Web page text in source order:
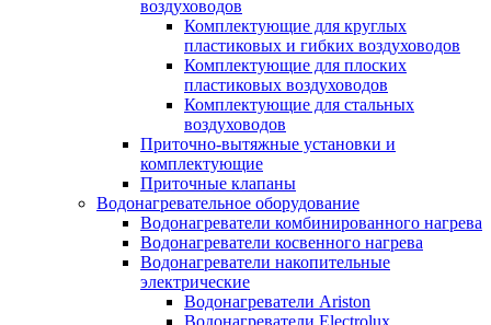
воздуховодов
Комплектующие для круглых
пластиковых и гибких воздуховодов
Комплектующие для плоских
пластиковых воздуховодов
Комплектующие для стальных
воздуховодов
Приточно-вытяжные установки и
комплектующие
Приточные клапаны
Водонагревательное оборудование
Водонагреватели комбинированного нагрева
Водонагреватели косвенного нагрева
Водонагреватели накопительные
электрические
Водонагреватели Ariston